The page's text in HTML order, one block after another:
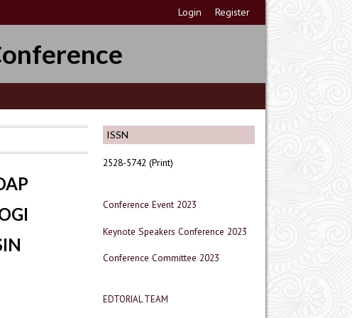
Login Register
ISSN
2528-5742 (Print)
Conference Event 2023
Keynote Speakers Conference 2023
Conference Committee 2023
EDTORIAL TEAM